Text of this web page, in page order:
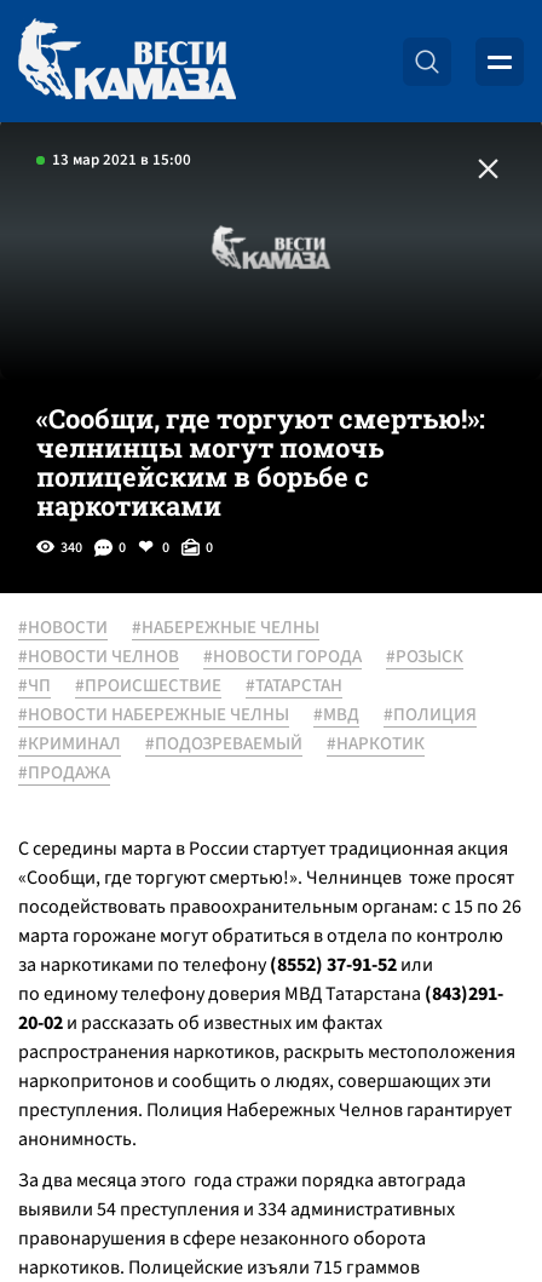
13 мар 2021 в 15:00
«Сообщи, где торгуют смертью!»:
челнинцы могут помочь
полицейским в борьбе с
наркотиками
340 0 0 0
#НОВОСТИ
#НАБЕРЕЖНЫЕ ЧЕЛНЫ
#НОВОСТИ ЧЕЛНОВ
#НОВОСТИ ГОРОДА
#РОЗЫСК
#ЧП
#ПРОИСШЕСТВИЕ
#ТАТАРСТАН
#НОВОСТИ НАБЕРЕЖНЫЕ ЧЕЛНЫ
#МВД
#ПОЛИЦИЯ
#КРИМИНАЛ
#ПОДОЗРЕВАЕМЫЙ
#НАРКОТИК
#ПРОДАЖА
С середины марта в России стартует традиционная акция
«Сообщи, где торгуют смертью!». Челнинцев тоже просят
посодействовать правоохранительным органам: с 15 по 26
марта горожане могут обратиться в отдела по контролю
за наркотиками по телефону(8552) 37-91-52или
по единому телефону доверия МВД Татарстана (843)291-
20-02и рассказать об известных им фактах
распространения наркотиков, раскрыть местоположения
наркопритонов и сообщить о людях, совершающих эти
преступления. Полиция Набережных Челнов гарантирует
анонимность.
За два месяца этого года стражи порядка автограда
выявили 54 преступления и 334 административных
правонарушения в сфере незаконного оборота
наркотиков. Полицейские изъяли 715 граммов